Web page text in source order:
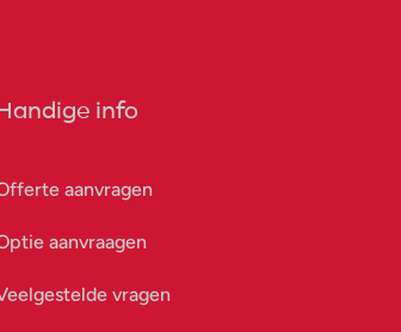
info
aanvragen
aanvraagen
vragen